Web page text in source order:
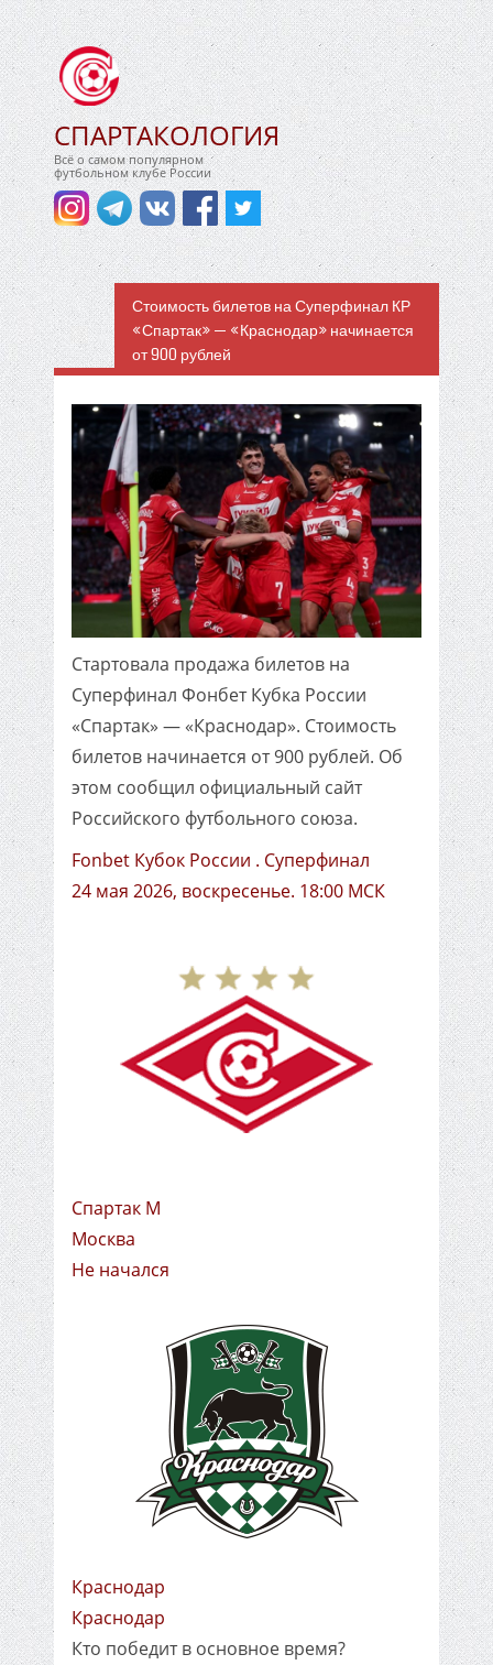
СПАРТАКОЛОГИЯ
Всё о самом популярном
футбольном клубе России
Стоимость билетов на Суперфинал КР
«Спартак» — «Краснодар» начинается
от 900 рублей
Стартовала продажа билетов на
Суперфинал Фонбет Кубка России
«Спартак» — «Краснодар». Стоимость
билетов начинается от 900 рублей. Об
этом сообщил официальный сайт
Российского футбольного союза.
Fonbet Кубок России . Суперфинал
24 мая 2026, воскресенье. 18:00 МСК
Спартак М
Москва
Не начался
Краснодар
Краснодар
Кто победит в основное время?